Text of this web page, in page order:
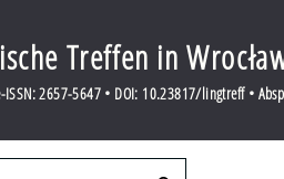
Treffen in
ISSN: 2657-5647 • DOI: 10.23817/lingtreff •